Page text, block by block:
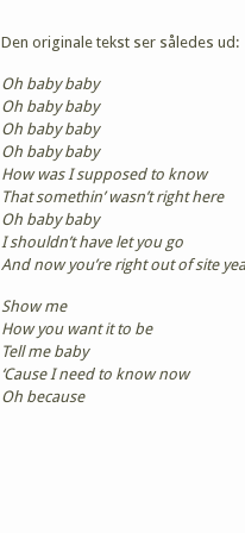
Den originale tekst ser således ud:
Oh baby baby
Oh baby baby
Oh baby baby
Oh baby baby
How was I supposed to know
That somethin’ wasn’t right here
Oh baby baby
I shouldn’t have let you go
And now you’re right out of site
Show me
How you want it to be
Tell me baby
‘Cause I need to know now
Oh because